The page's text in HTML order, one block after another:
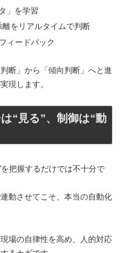
」を学習
離をリアルタイムで判断
ィードバック
断」から「傾向判断」へと進
現します。
“見る”、制御は“動
を把握するだけでは不十分で
動させてこそ、本当の自動化
場の自律性を高め、人的対応